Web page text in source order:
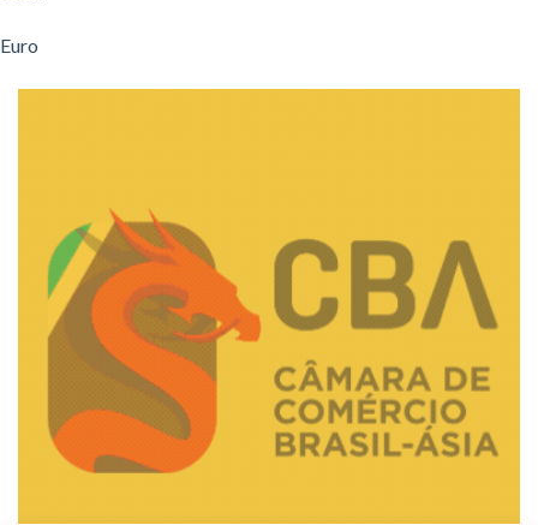
Euro